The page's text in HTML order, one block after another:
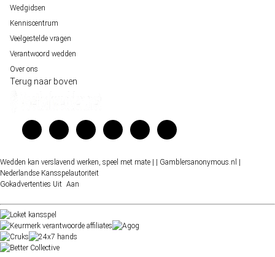
Wedgidsen
Kenniscentrum
Veelgestelde vragen
Verantwoord wedden
Over ons
Terug naar boven
Wedden kan verslavend werken, speel met mate | | Gamblersanonymous.nl
Nederlandse Kansspelautoriteit
Gokadvertenties Uit Aan